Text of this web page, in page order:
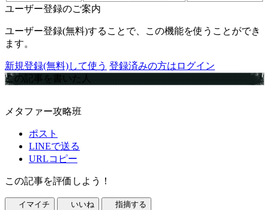
ユーザー登録のご案内
ユーザー登録(無料)することで、この機能を使うことができ
ます。
新規登録(無料)して使う 登録済みの方はログイン
この記事を書いた人
メタファー攻略班
ポスト
LINEで送る
URLコピー
この記事を評価しよう！
イマイチ いいね 指摘する